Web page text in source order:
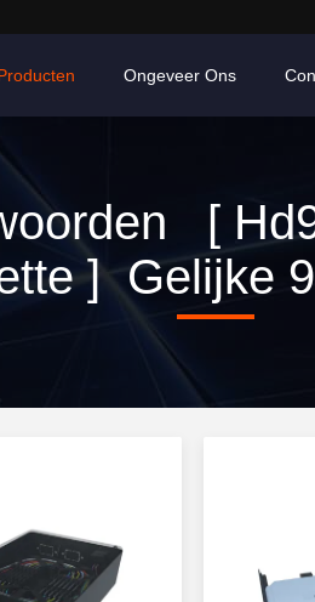
Ongeveer Ons
[
] Gelijke